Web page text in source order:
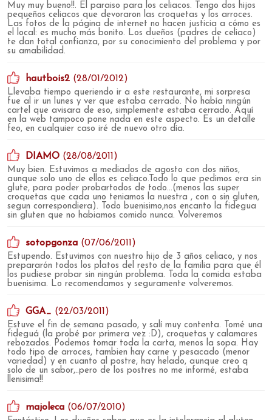
Muy muy bueno!!. El paraiso para los celiacos. Tengo dos hijos
pequeños celiacos que devoraron las croquetas y los arroces.
Las fotos de la página de internet no hacen justicia a cómo es
el local: es mucho más bonito. Los dueños (padres de celiaco)
te dan total confianza, por su conocimiento del problema y por
su amabilidad.
hautbois2 (28/01/2012)
Llevaba tiempo queriendo ir a este restaurante, mi sorpresa
fue al ir un lunes y ver que estaba cerrado. No había ningún
cartel que avisara de eso, simplemente estaba cerrado. Aquí
en la web tampoco pone nada en este aspecto. Es un detalle
feo, en cualquier caso iré de nuevo otro día.
DIAMO (28/08/2011)
Muy bien. Estuvimos a mediados de agosto con dos niños,
aunque solo uno de ellos es celiaco.Todo lo que pedimos era sin
glute, para poder probartodos de todo...(menos las super
croquetas que cada uno teniamos la nuestra , con o sin gluten,
segun correspondiera). Todo buenisimo,nos encanto la fidegua
sin gluten que no habiamos comido nunca. Volveremos
sotopgonza (07/06/2011)
Estupendo. Estuvimos con nuestro hijo de 3 años celiaco, y nos
prepararón todos los platos del resto de la familia para que él
los pudiese probar sin ningún problema. Toda la comida estaba
buenisima. Lo recomendamos y seguramente volveremos.
GGA_ (22/03/2011)
Estuve el fin de semana pasado, y salí muy contenta. Tomé una
fideguá (la probé por primera vez :D), croquetas y calamares
rebozados. Podemos tomar toda la carta, menos la sopa. Hay
todo tipo de arroces, tambien hay carne y pesacado (menor
variedad) y en cuanto al postre, hay helado, aunque creo q
solo de un sabor,..pero de los postres no me informé, estaba
llenisima!!
majoleca (06/07/2010)